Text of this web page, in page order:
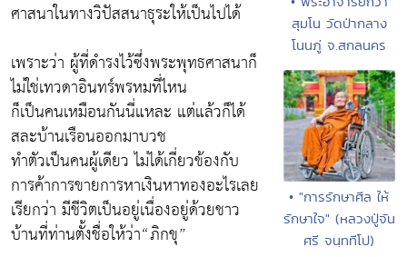
ศาสนาในทางวิปัสสนาธุระให้เป็นไปได้
เพราะว่า ผู้ที่ดำรงไว้ซึ่งพระพุทธศาสนาก็
ไม่ใช่เทวดาอินทร์พรหมที่ไหน
ก็เป็นคนเหมือนกันนี่แหละ แต่แล้วก็ได้
สละบ้านเรือนออกมาบวช
ทำตัวเป็นคนผู้เดียว ไม่ได้เกี่ยวข้องกับ
การค้าการขายการหาเงินหาทองอะไรเลย
เรียกว่า มีชีวิตเป็นอยู่เนื่องอยู่ด้วยชาว
บ้านที่ท่านตั้งชื่อให้ว่า“ภิกขุ”
สุมโน วัดป่ากลาง
โนนภู่ จ.สกลนคร
• "การรักษาศีล ให้
รักษาใจ" (หลวงปู่จัน
ศรี จนฺททีโป)